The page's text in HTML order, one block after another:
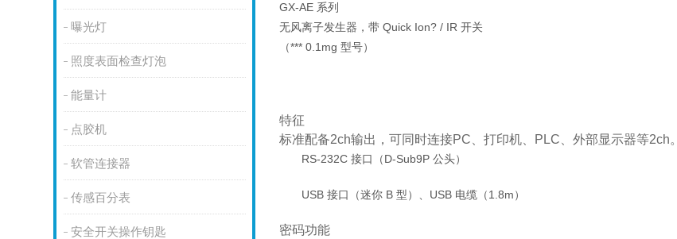
曝光灯
照度表面检查灯泡
能量计
点胶机
软管连接器
传感百分表
安全开关操作钥匙
GX-AE 系列
无风离子发生器，带 Quick Ion? / IR 开关
（*** 0.1mg 型号）
特征
标准配备2ch输出，可同时连接PC、打印机、PLC、外部显示器等2ch。
RS-232C 接口（D-Sub9P 公头）
USB 接口（迷你 B 型）、USB 电缆（1.8m）
密码功能